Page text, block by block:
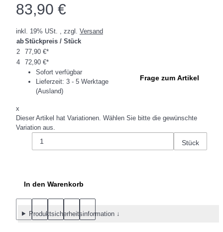
83,90 €
inkl. 19% USt. , zzgl. Versand
abStückpreis / Stück
2
77,90 €*
4
72,90 €*
Sofort verfügbar
Lieferzeit: 3 - 5 Werktage
(Ausland)
Frage zum Artikel
x
Dieser Artikel hat Variationen. Wählen Sie bitte die gewünschte
Variation aus.
Stück
In den Warenkorb
Produktsicherheitsinformation ↓